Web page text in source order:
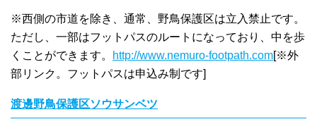
※西側の市道を除き、通常、野鳥保護区は立入禁止です。
ただし、一部はフットパスのルートになっており、中を歩
くことができます。
http://www.nemuro-footpath.com[※外
部リンク。フットパスは申込み制です]
渡邊野鳥保護区ソウサンベツ